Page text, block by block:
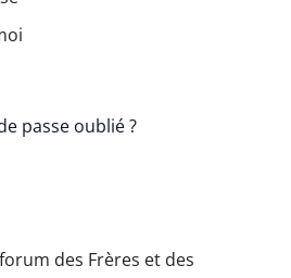
passe oublié ?
des Frères et des